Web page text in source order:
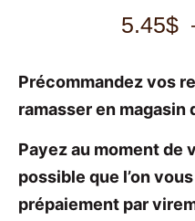
5.45$
Précommandez vos
ramasser en
Payez au moment de
possible que l’on
prépaiement par